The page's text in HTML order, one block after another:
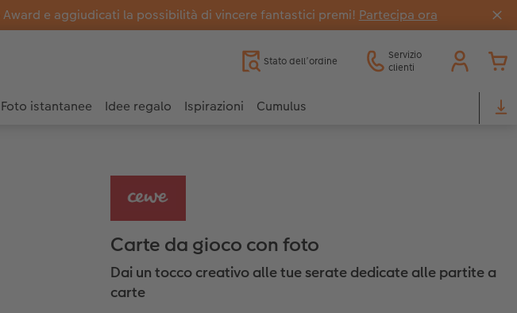
e aggiudicati la possibilità di vincere fantastici premi! Partecipa ora
Stato dell’ordine
Servizio
clienti
Foto istantanee Idee regalo Ispirazioni Cumulus
Carte da gioco con foto
Dai un tocco creativo alle tue serate dedicate alle partite a
carte